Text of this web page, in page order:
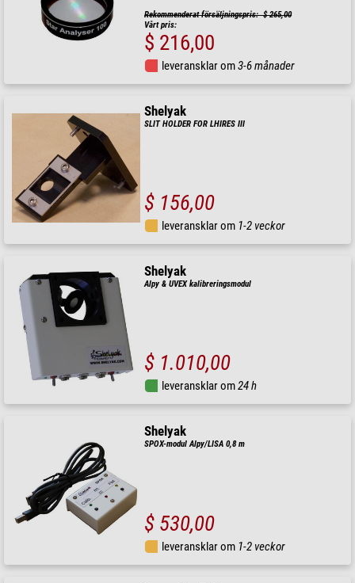
Rekommenderat försäljningspris: $ 265,00
Vårt pris:
$ 216,00
leveransklar om3-6 månader
Shelyak
SLIT HOLDER FOR LHIRES III
$ 156,00
leveransklar om 1-2 veckor
Shelyak
Alpy & UVEX kalibreringsmodul
$ 1.010,00
leveransklar om24 h
Shelyak
SPOX-modul Alpy/LISA 0,8 m
$ 530,00
leveransklar om 1-2 veckor